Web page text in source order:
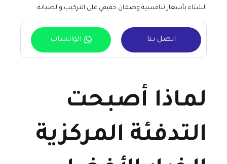
الشتاء بأسعار تنافسية وضمان حقيقي على التركيب والصيانة.
اتصل بنا الواتساب
لماذا أصبحت
التدفئة المركزية